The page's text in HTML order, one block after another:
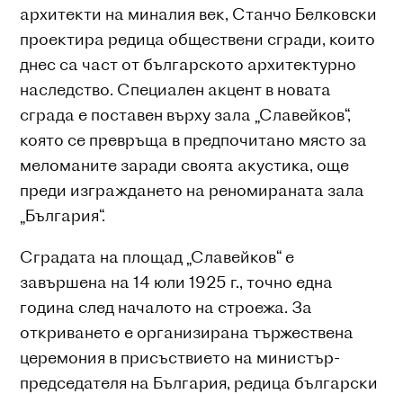
архитекти на миналия век, Станчо Белковски
проектира редица обществени сгради, които
днес са част от българското архитектурно
наследство. Специален акцент в новата
сграда е поставен върху зала „Славейков“,
която се превръща в предпочитано място за
меломаните заради своята акустика, още
преди изграждането на реномираната зала
„България“.
Сградата на площад „Славейков“ е
завършена на 14 юли 1925 г., точно една
година след началото на строежа. За
откриването е организирана тържествена
церемония в присъствието на министър-
председателя на България, редица български